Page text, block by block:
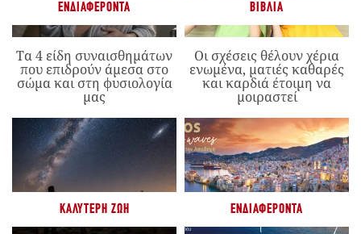
ΕΝΔΙΑΦΈΡΟΝΤΑ
Τα 4 είδη συναισθημάτων
που επιδρούν άμεσα στο
σώμα και στη φυσιολογία
μας
ΒΙΒΛΊΑ
Οι σχέσεις θέλουν χέρια
ενωμένα, ματιές καθαρές
και καρδιά έτοιμη να
μοιραστεί
ΚΑΛΎΤΕΡΗ ΖΩΉ ΕΝΔΙΑΦΈΡΟΝΤΑ